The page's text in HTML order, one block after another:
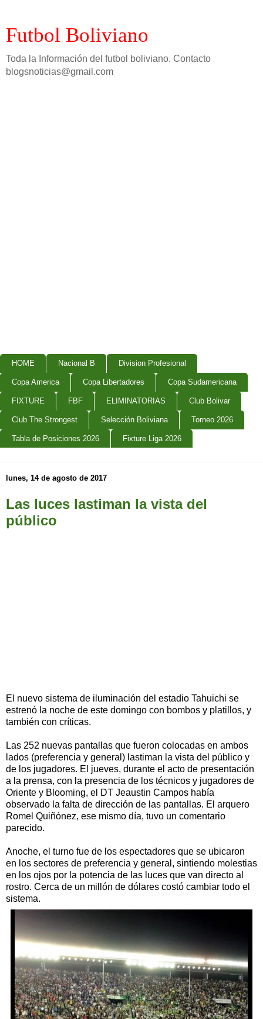
Futbol Boliviano
Toda la Información del futbol boliviano. Contacto
blogsnoticias@gmail.com
HOME Nacional B Division Profesional
Copa America Copa Libertadores Copa Sudamericana
FIXTURE FBF ELIMINATORIAS Club Bolivar
Club The Strongest Selección Boliviana Torneo 2026
Tabla de Posiciones 2026 Fixture Liga 2026
lunes, 14 de agosto de 2017
Las luces lastiman la vista del
público
El nuevo sistema de iluminación del estadio Tahuichi se
estrenó la noche de este domingo con bombos y platillos, y
también con críticas.
Las 252 nuevas pantallas que fueron colocadas en ambos
lados (preferencia y general) lastiman la vista del público y
de los jugadores. El jueves, durante el acto de presentación
a la prensa, con la presencia de los técnicos y jugadores de
Oriente y Blooming, el DT Jeaustin Campos había
observado la falta de dirección de las pantallas. El arquero
Romel Quiñónez, ese mismo día, tuvo un comentario
parecido.
Anoche, el turno fue de los espectadores que se ubicaron
en los sectores de preferencia y general, sintiendo molestias
en los ojos por la potencia de las luces que van directo al
rostro. Cerca de un millón de dólares costó cambiar todo el
sistema.